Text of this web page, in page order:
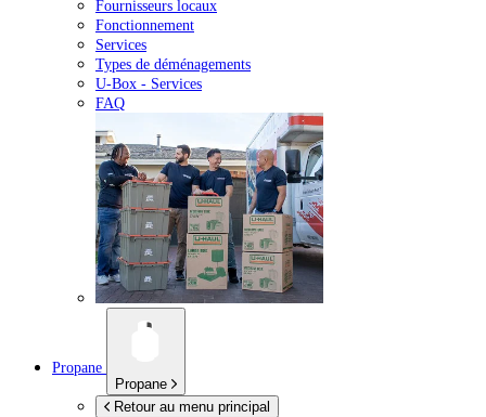
Fournisseurs locaux
Fonctionnement
Services
Types de déménagements
U-Box - Services
FAQ
Propane
Propane
Retour au menu principal